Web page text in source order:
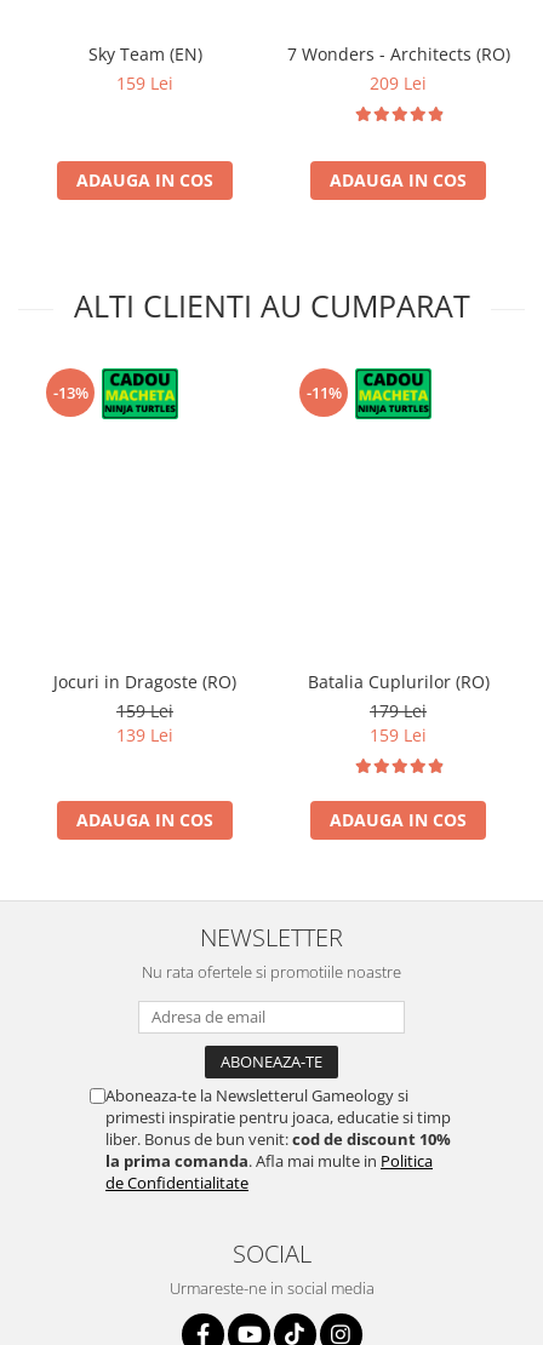
Sky Team (EN)
159 Lei
ADAUGA IN COS
7 Wonders - Architects (RO)
209 Lei
ADAUGA IN COS
ALTI CLIENTI AU CUMPARAT
-13%
Jocuri in Dragoste (RO)
159 Lei
139 Lei
ADAUGA IN COS
-11%
Batalia Cuplurilor (RO)
179 Lei
159 Lei
ADAUGA IN COS
NEWSLETTER
Nu rata ofertele si promotiile noastre
Aboneaza-te la Newsletterul Gameology si
primesti inspiratie pentru joaca, educatie si timp
liber. Bonus de bun venit:cod de discount 10%
la prima comanda. Afla mai multe in Politica
de Confidentialitate
SOCIAL
Urmareste-ne in social media